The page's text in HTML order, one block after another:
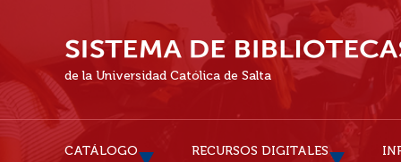
de la Universidad Católica de Salta
CATÁLOGO RECURSOS DIGITALES